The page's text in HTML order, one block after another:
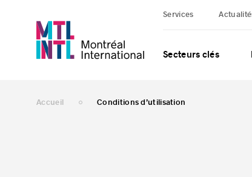
Services
Secteurs clés
Accueil Conditions d’utilisation